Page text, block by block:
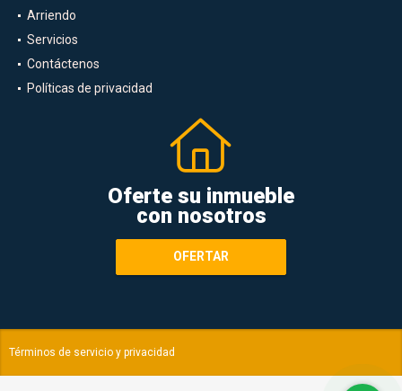
Arriendo
Servicios
Contáctenos
Políticas de privacidad
Oferte su inmueble
con nosotros
OFERTAR
Términos de servicio y privacidad